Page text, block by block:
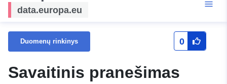
data.europa.eu
Duomenų rinkinys 0
Savaitinis pranešimas